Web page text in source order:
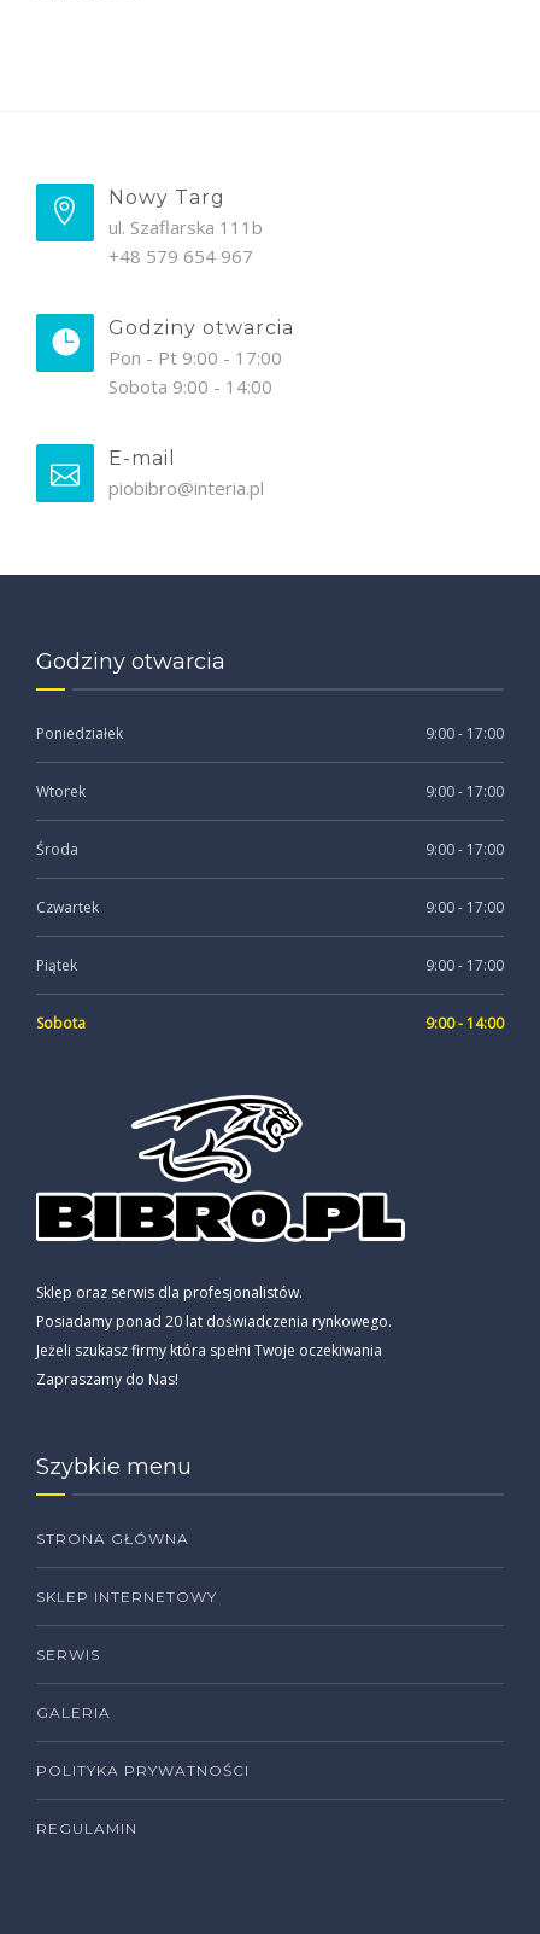
Nowy Targ
ul. Szaflarska 111b
+48 579 654 967
Godziny otwarcia
Pon - Pt 9:00 - 17:00
Sobota 9:00 - 14:00
E-mail
piobibro@interia.pl
Godziny otwarcia
Poniedziałek 9:00 - 17:00
Wtorek 9:00 - 17:00
Środa 9:00 - 17:00
Czwartek 9:00 - 17:00
Piątek 9:00 - 17:00
Sobota 9:00 - 14:00
Sklep oraz serwis dla profesjonalistów.
Posiadamy ponad 20 lat doświadczenia rynkowego.
Jeżeli szukasz firmy która spełni Twoje oczekiwania
Zapraszamy do Nas!
Szybkie menu
STRONA GŁÓWNA
SKLEP INTERNETOWY
SERWIS
GALERIA
POLITYKA PRYWATNOŚCI
REGULAMIN